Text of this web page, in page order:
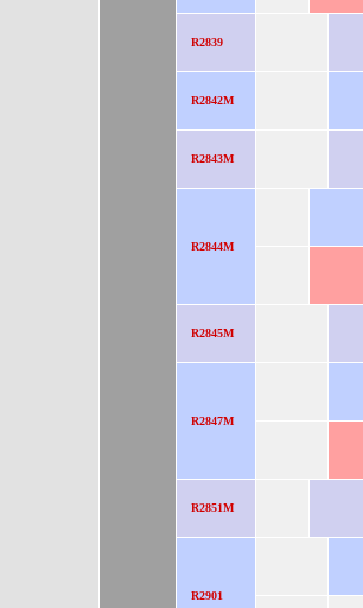
R2839
R2842M
R2843M
R2844M
R2845M
R2847M
R2851M
R2901